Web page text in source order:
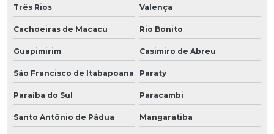
Três Rios Valença
Cachoeiras de Macacu Rio Bonito
Guapimirim Casimiro de Abreu
São Francisco de Itabapoana Paraty
Paraíba do Sul Paracambi
Santo Antônio de Pádua Mangaratiba